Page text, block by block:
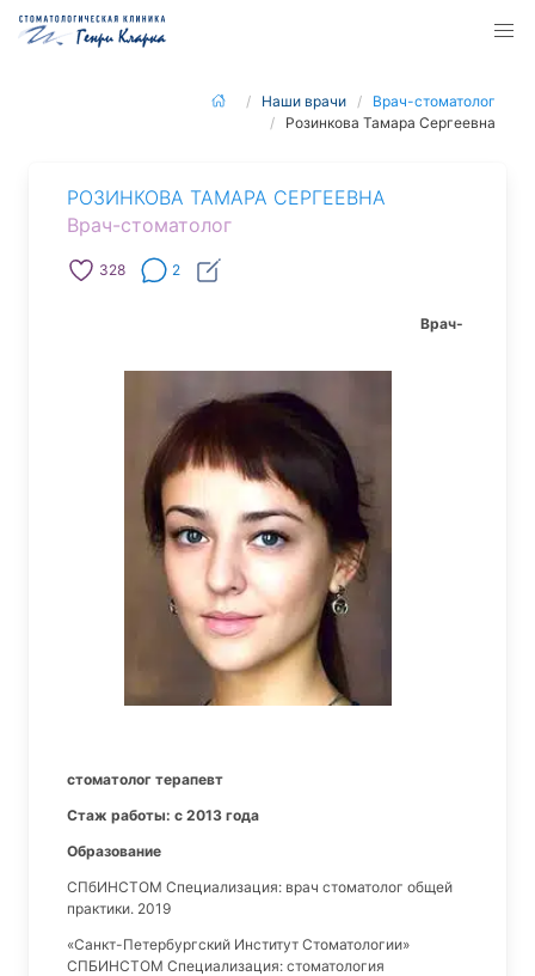
Наши врачи
Врач-стоматолог
Розинкова Тамара Сергеевна
РОЗИНКОВА ТАМАРА СЕРГЕЕВНА
Врач-стоматолог
328 2
Врач-
стоматолог терапевт
Стаж работы: с 2013 года
Образование
СПбИНСТОМ Специализация: врач стоматолог общей
практики. 2019
«Санкт-Петербургский Институт Стоматологии»
СПБИНСТОМ Специализация: стоматология